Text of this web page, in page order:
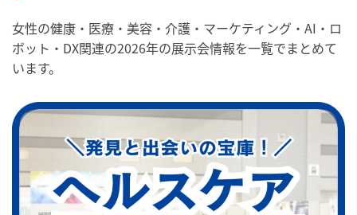
女性の健康・医療・美容・介護・マーケティング・AI・ロ
ボット・DX関連の2026年の展示会情報を一覧でまとめて
います。